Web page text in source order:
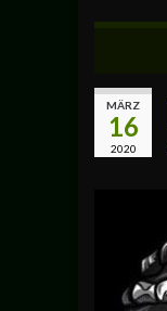
MÄRZ
16
2020